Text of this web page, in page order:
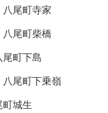
八尾町寺家
八尾町柴橋
尾町下島
八尾町下乗嶺
町城生